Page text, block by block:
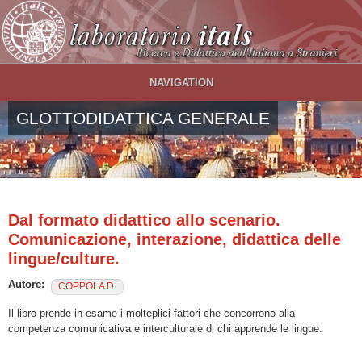
Salta al contenuto principale
NAVIGATION
GLOTTODIDATTICA GENERALE
Dal formato didattico allo scenario.
Comunicazione, interazione, didattica delle
lingue/culture.
Autore: COPPOLA D.
Il libro prende in esame i molteplici fattori che concorrono alla
competenza comunicativa e interculturale di chi apprende le lingue.